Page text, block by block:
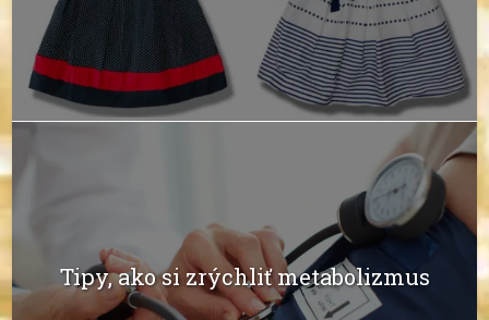
Tipy, ako si zrýchliť metabolizmus